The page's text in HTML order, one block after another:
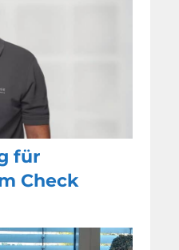
für
Check